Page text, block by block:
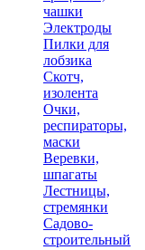
чашки
Электроды
Пилки для
лобзика
Скотч,
изолента
Очки,
респираторы,
маски
Веревки,
шпагаты
Лестницы,
стремянки
Садово-
строительный